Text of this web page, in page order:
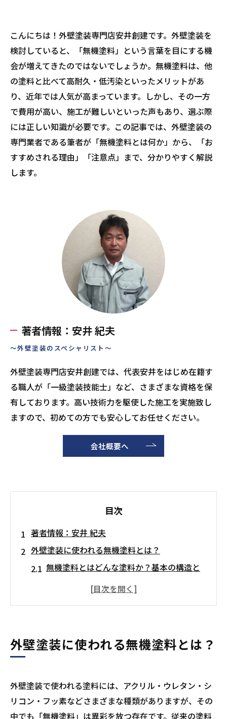
こんにちは！外壁塗装専門店安井創建です。外壁塗装を
検討していると、「無機塗料」という言葉を目にする機
会が増えてきたのではないでしょうか。無機塗料は、他
の塗料と比べて高耐久・低汚染といったメリットがあ
り、近年では人気が高まっています。しかし、その一方
で費用が高い、施工が難しいといった声もあり、選ぶ際
には正しい知識が必要です。この記事では、外壁塗装の
専門業者である筆者が「無機塗料とは何か」から、「お
すすめされる理由」「注意点」まで、分かりやすく解説
します。
著者情報：安井 紀夫
～外壁塗装のスペシャリスト～
外壁塗装専門店安井創建では、代表安井をはじめ在籍す
る職人が「一級塗装技能士」など、さまざまな資格を保
有しております。高い技術力を駆使した施工を実施致し
ますので、初めての方でも安心してお任せください。
会社概要へ
目次
著者情報：安井 紀夫
外壁塗装に使われる無機塗料とは？
無機塗料とはどんな塗料か？基本の構造と
外壁塗装における無機塗料の高い耐候性
長期的に見るとコスパも優秀な無機塗料
無機塗料を選ぶ際の注意点
外壁塗装に使われる無機塗料とは？
外壁塗装で使われる塗料には、アクリル・ウレタン・シ
リコン・フッ素などさまざまな種類がありますが、その
中でも「無機塗料」は異彩を放つ存在です。従来の塗料